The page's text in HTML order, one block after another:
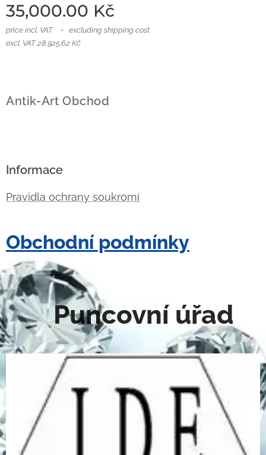
35,000.00 Kč
price incl. VAT
excluding shipping cost
excl. VAT 28,925.62 Kč
Antik-Art Obchod
Informace
Pravidla ochrany soukromí
Obchodní podmínky
Puncovní úřad